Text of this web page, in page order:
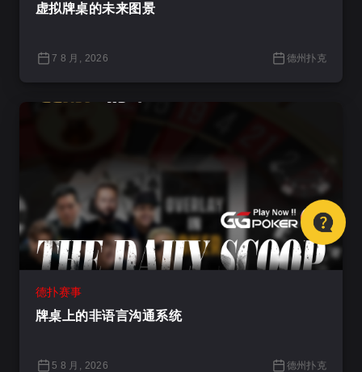
虚拟牌桌的未来图景
7 8 月, 2026 德州扑克
德扑赛事
牌桌上的非语言沟通系统
5 8 月, 2026 德州扑克